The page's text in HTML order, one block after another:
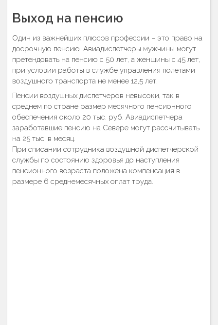
Выход на пенсию
Один из важнейших плюсов профессии – это право на
досрочную пенсию. Авиадиспетчеры мужчины могут
претендовать на пенсию с 50 лет, а женщины с 45 лет,
при условии работы в службе управления полетами
воздушного транспорта не менее 12,5 лет.
Пенсии воздушных диспетчеров невысоки, так в
среднем по стране размер месячного пенсионного
обеспечения около 20 тыс. руб. Авиадиспетчера
заработавшие пенсию на Севере могут рассчитывать
на 25 тыс. в месяц.
При списании сотрудника воздушной диспетчерской
службы по состоянию здоровья до наступления
пенсионного возраста положена компенсация в
размере 6 среднемесячных оплат труда.